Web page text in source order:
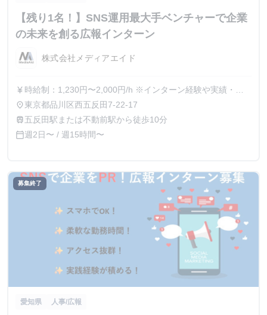
【残り1名！】SNS運用最大手ベンチャーで企業
の未来を創る広報インターン
株式会社メディアエイド
currency_yen 時給制：1,230円〜2,000円/h ※インターン経験や実績・面
接評価に応じて決定 ※昇給あり
place東京都品川区西五反田7-22-17
train 五反田駅または不動前駅から徒歩10分
calendar_today週2日〜 / 週15時間〜
募集終了
愛知県 人事/広報